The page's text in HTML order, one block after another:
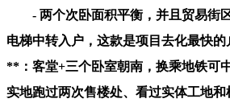
- 两个次卧面积平衡，并且贸易街区
电梯中转入户，这款是项目去化最快
**：客堂+三个卧室朝南，换乘地铁可
实地跑过两次售楼处、看过实体工地